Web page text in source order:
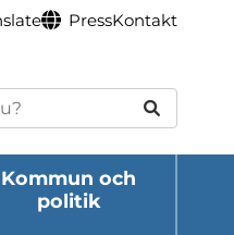
PressKontakt
Kommun och
politik